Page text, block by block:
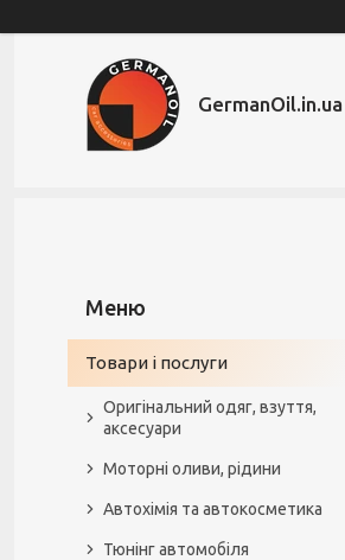
GermanOil.in.ua
Товари і послуги
Оригінальний одяг, взуття,
аксесуари
Моторні оливи, рідини
Автохімія та автокосметика
Тюнінг автомобіля